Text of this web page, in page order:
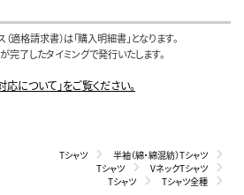
適格請求書）は「購入明細書」となります。
了したタイミングで発行いたします。
について」をご覧ください。
Tシャツ
半袖（綿・綿混紡）Tシャツ
Tシャツ
VネックTシャツ
Tシャツ
Tシャツ全種